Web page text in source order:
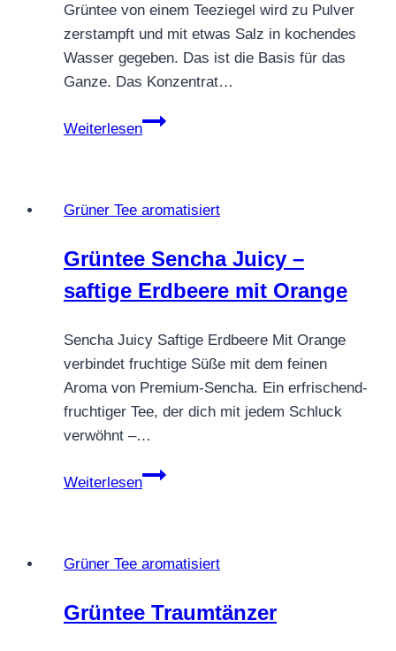
Grüntee von einem Teeziegel wird zu Pulver
zerstampft und mit etwas Salz in kochendes
Wasser gegeben. Das ist die Basis für das
Ganze. Das Konzentrat…
Weiterlesen
GRÜNTEE
Grüner Tee aromatisiert
Grüntee Sencha Juicy –
saftige Erdbeere mit Orange
Sencha Juicy Saftige Erdbeere Mit Orange
verbindet fruchtige Süße mit dem feinen
Aroma von Premium-Sencha. Ein erfrischend-
fruchtiger Tee, der dich mit jedem Schluck
verwöhnt –…
Weiterlesen
Grüntee
saftige
mit
Grüner Tee aromatisiert
Grüntee Traumtänzer